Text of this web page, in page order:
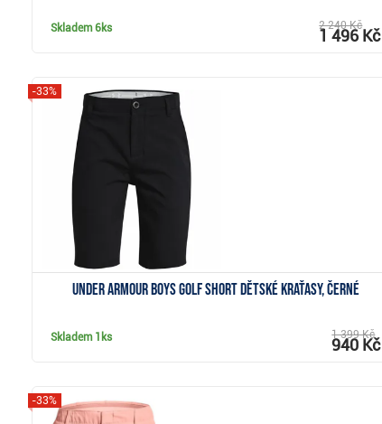
Skladem6ks 2 240 Kč
1 496 Kč
Under Armour Boys Golf Short dětské kraťasy, černé
-33%
Skladem 1ks 1 399 Kč
940 Kč
-33%